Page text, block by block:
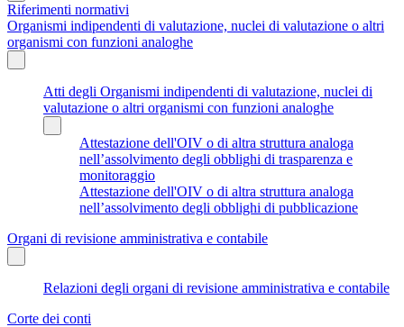
Riferimenti normativi
Organismi indipendenti di valutazione, nuclei di valutazione o altri
organismi con funzioni analoghe
Atti degli Organismi indipendenti di valutazione, nuclei di
valutazione o altri organismi con funzioni analoghe
Attestazione dell'OIV o di altra struttura analoga
nell’assolvimento degli obblighi di trasparenza e
monitoraggio
Attestazione dell'OIV o di altra struttura analoga
nell’assolvimento degli obblighi di pubblicazione
Organi di revisione amministrativa e contabile
Relazioni degli organi di revisione amministrativa e contabile
Corte dei conti